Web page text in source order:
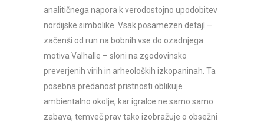
analitičnega napora k verodostojno upodobitev
nordijske simbolike. Vsak posamezen detajl –
začenši od run na bobnih vse do ozadnjega
motiva Valhalle – sloni na zgodovinsko
preverjenih virih in arheoloških izkopaninah. Ta
posebna predanost pristnosti oblikuje
ambientalno okolje, kar igralce ne samo samo
zabava, temveč prav tako izobražuje o obsežni